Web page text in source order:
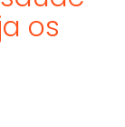
os